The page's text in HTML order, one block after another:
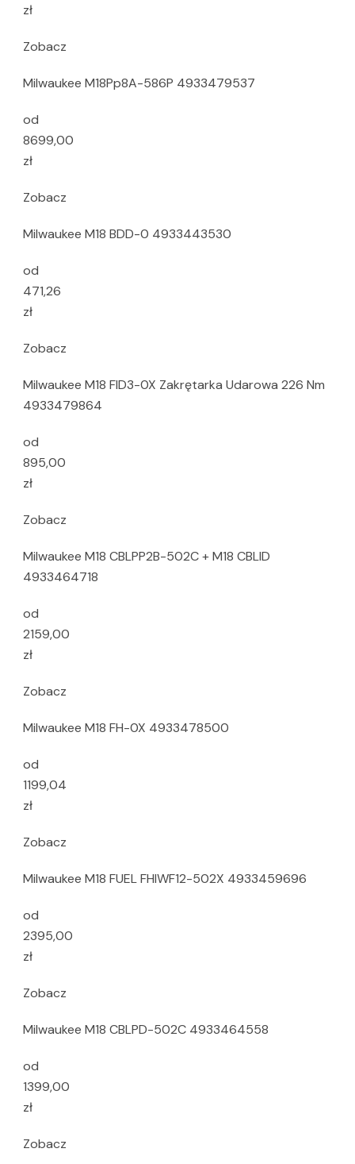
zł
Zobacz
Milwaukee M18Pp8A-586P 4933479537
od
8699,00
zł
Zobacz
Milwaukee M18 BDD-0 4933443530
od
471,26
zł
Zobacz
Milwaukee M18 FID3-0X Zakrętarka Udarowa 226 Nm
4933479864
od
895,00
zł
Zobacz
Milwaukee M18 CBLPP2B-502C + M18 CBLID
4933464718
od
2159,00
zł
Zobacz
Milwaukee M18 FH-0X 4933478500
od
1199,04
zł
Zobacz
Milwaukee M18 FUEL FHIWF12-502X 4933459696
od
2395,00
zł
Zobacz
Milwaukee M18 CBLPD-502C 4933464558
od
1399,00
zł
Zobacz